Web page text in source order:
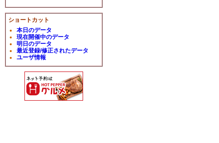
ショートカット
本日のデータ
現在開催中のデータ
明日のデータ
最近登録/修正されたデータ
ユーザ情報